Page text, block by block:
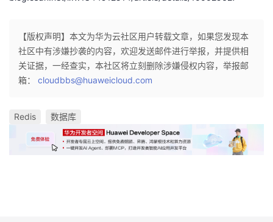
【版权声明】本文为华为云社区用户转载文章，如果您发现本
社区中有涉嫌抄袭的内容，欢迎发送邮件进行举报，并提供相
关证据，一经查实，本社区将立刻删除涉嫌侵权内容，举报邮
箱： cloudbbs@huaweicloud.com
Redis 数据库